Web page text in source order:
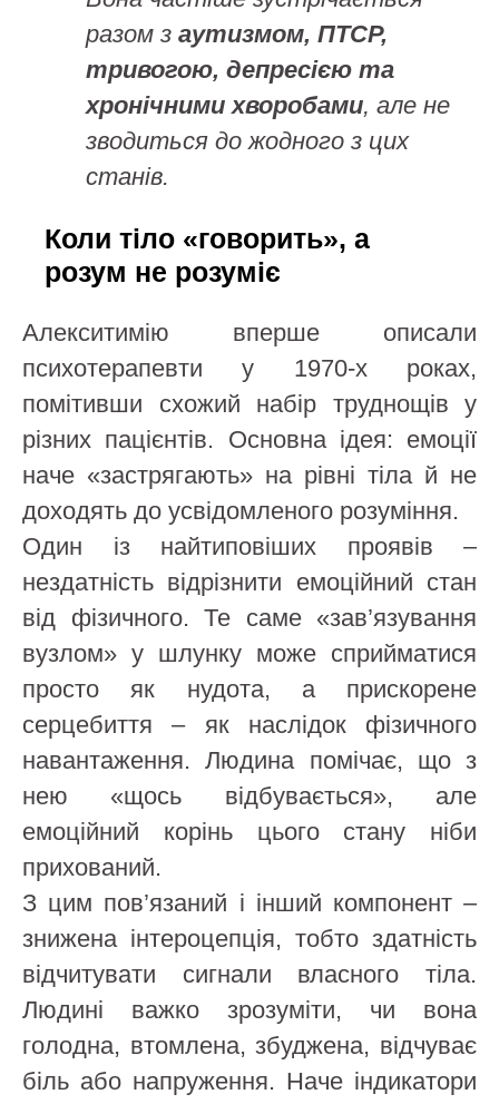
разом заутизмом, ПТСР,
тривогою, депресією та
хронічними хворобами, але не
зводиться до жодного з цих
станів.
Коли тіло «говорить», а
розум не розуміє
Алекситимію вперше описали
психотерапевти у 1970-х роках,
помітивши схожий набір труднощів у
різних пацієнтів. Основна ідея: емоції
наче «застрягають» на рівні тіла й не
доходять до усвідомленого розуміння.
Один із найтиповіших проявів –
нездатність відрізнити емоційний стан
від фізичного. Те саме «зав’язування
вузлом» у шлунку може сприйматися
просто як нудота, а прискорене
серцебиття – як наслідок фізичного
навантаження. Людина помічає, що з
нею «щось відбувається», але
емоційний корінь цього стану ніби
прихований.
З цим пов’язаний і інший компонент –
знижена інтероцепція, тобто здатність
відчитувати сигнали власного тіла.
Людині важко зрозуміти, чи вона
голодна, втомлена, збуджена, відчуває
біль або напруження. Наче індикатори